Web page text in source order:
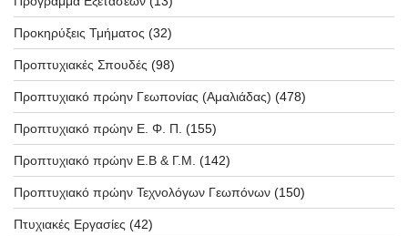
Προκηρύξεις Τμήματος (32)
Προπτυχιακές Σπουδές (98)
Προπτυχιακό πρώην Γεωπονίας (Αμαλιάδας) (478)
Προπτυχιακό πρώην Ε. Φ. Π. (155)
Προπτυχιακό πρώην Ε.Β & Γ.Μ. (142)
Προπτυχιακό πρώην Τεχνολόγων Γεωπόνων (150)
Πτυχιακές Εργασίες (42)